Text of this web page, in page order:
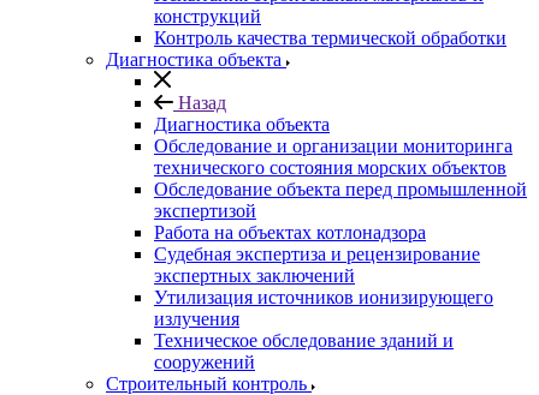
конструкций
Контроль качества термической обработки
Диагностика объекта
Назад
Диагностика объекта
Обследование и организации мониторинга
технического состояния морских объектов
Обследование объекта перед промышленной
экспертизой
Работа на объектах котлонадзора
Судебная экспертиза и рецензирование
экспертных заключений
Утилизация источников ионизирующего
излучения
Техническое обследование зданий и
сооружений
Строительный контроль